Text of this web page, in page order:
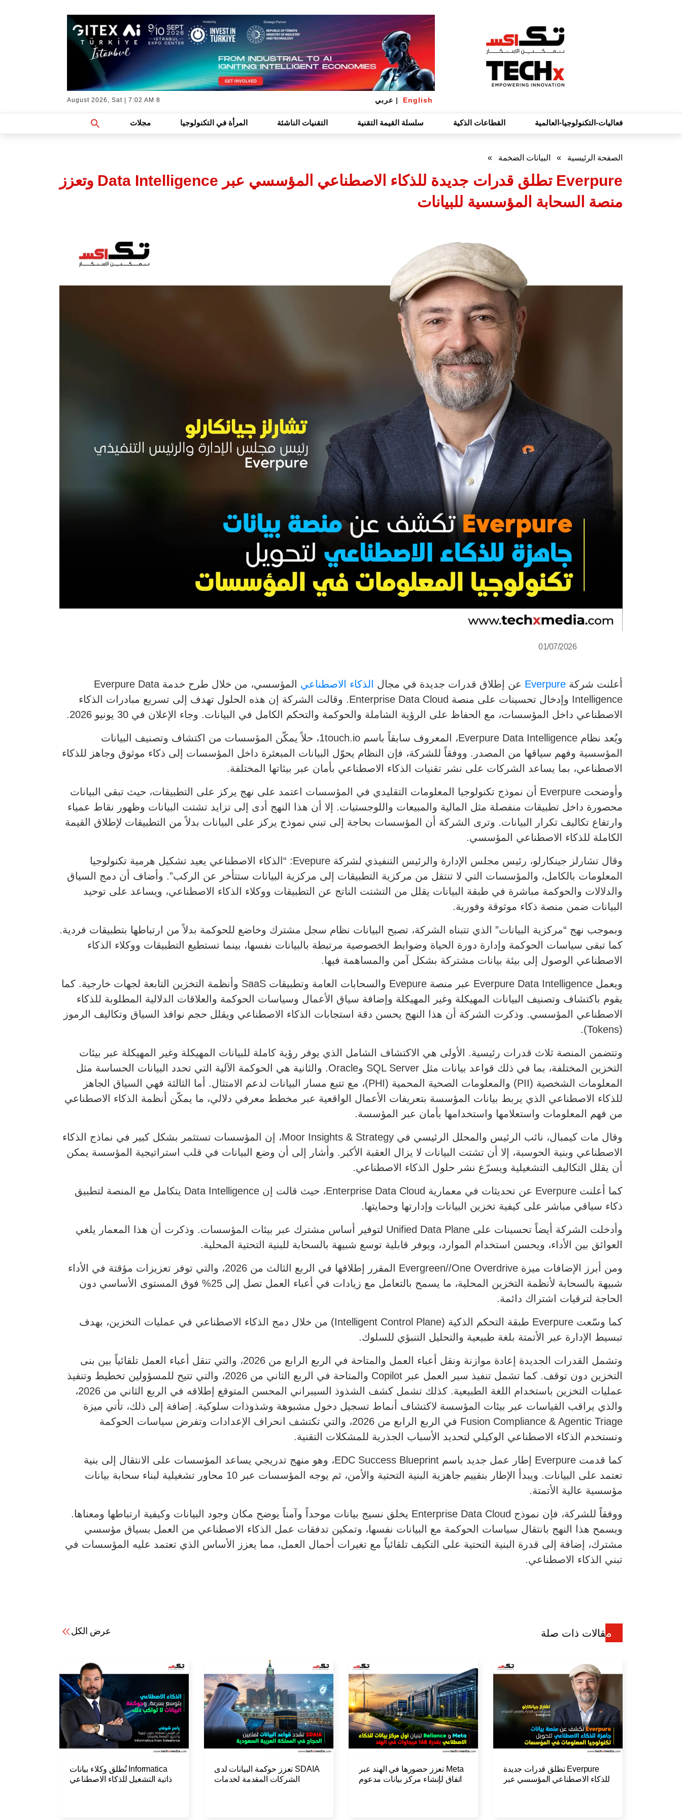
English
| عربي 8 August 2026, Sat | 7:02 AM
فعاليات-التكنولوجيا-العالمية القطاعات الذكية سلسلة القيمة التقنية التقنيات الناشئة المرأة في التكنولوجيا مجلات
Search
For:
Search Button
الصفحة الرئيسية » البيانات الضخمة »
Everpure تطلق قدرات جديدة للذكاء الاصطناعي المؤسسي عبر Data Intelligence وتعزز
منصة السحابة المؤسسية للبيانات
01/07/2026
أعلنت شركة Everpure عن إطلاق قدرات جديدة في مجال الذكاء الاصطناعي
المؤسسي، من خلال طرح خدمة Everpure Data
Intelligence وإدخال تحسينات على منصة Enterprise Data Cloud. وقالت الشركة إن هذه الحلول تهدف إلى تسريع مبادرات الذكاء
الاصطناعي داخل المؤسسات، مع الحفاظ على الرؤية الشاملة والحوكمة والتحكم الكامل في البيانات. وجاء الإعلان في 30 يونيو 2026.
ويُعد نظام Everpure Data Intelligence، المعروف سابقاً باسم 1touch.io، حلاً يمكّن المؤسسات من اكتشاف وتصنيف البيانات
المؤسسية وفهم سياقها من المصدر. ووفقاً للشركة، فإن النظام يحوّل البيانات المبعثرة داخل المؤسسات إلى ذكاء موثوق وجاهز للذكاء
الاصطناعي، بما يساعد الشركات على نشر تقنيات الذكاء الاصطناعي بأمان عبر بيئاتها المختلفة.
وأوضحت Everpure أن نموذج تكنولوجيا المعلومات التقليدي في المؤسسات اعتمد على نهج يركز على التطبيقات، حيث تبقى البيانات
محصورة داخل تطبيقات منفصلة مثل المالية والمبيعات واللوجستيات. إلا أن هذا النهج أدى إلى تزايد تشتت البيانات وظهور نقاط عمياء
وارتفاع تكاليف تكرار البيانات. وترى الشركة أن المؤسسات بحاجة إلى تبني نموذج يركز على البيانات بدلاً من التطبيقات لإطلاق القيمة
الكاملة للذكاء الاصطناعي المؤسسي.
وقال تشارلز جينكارلو، رئيس مجلس الإدارة والرئيس التنفيذي لشركة Evepure: “الذكاء الاصطناعي يعيد تشكيل هرمية تكنولوجيا
المعلومات بالكامل، والمؤسسات التي لا تنتقل من مركزية التطبيقات إلى مركزية البيانات ستتأخر عن الركب”. وأضاف أن دمج السياق
والدلالات والحوكمة مباشرة في طبقة البيانات يقلل من التشتت الناتج عن التطبيقات ووكلاء الذكاء الاصطناعي، ويساعد على توحيد
البيانات ضمن منصة ذكاء موثوقة وفورية.
وبموجب نهج “مركزية البيانات” الذي تتبناه الشركة، تصبح البيانات نظام سجل مشترك وخاضع للحوكمة بدلاً من ارتباطها بتطبيقات فردية.
كما تبقى سياسات الحوكمة وإدارة دورة الحياة وضوابط الخصوصية مرتبطة بالبيانات نفسها، بينما تستطيع التطبيقات ووكلاء الذكاء
الاصطناعي الوصول إلى بيئة بيانات مشتركة بشكل آمن والمساهمة فيها.
ويعمل Everpure Data Intelligence عبر منصة Evepure والسحابات العامة وتطبيقات SaaS وأنظمة التخزين التابعة لجهات خارجية. كما
يقوم باكتشاف وتصنيف البيانات المهيكلة وغير المهيكلة وإضافة سياق الأعمال وسياسات الحوكمة والعلاقات الدلالية المطلوبة للذكاء
الاصطناعي المؤسسي. وذكرت الشركة أن هذا النهج يحسن دقة استجابات الذكاء الاصطناعي ويقلل حجم نوافذ السياق وتكاليف الرموز
(Tokens).
وتتضمن المنصة ثلاث قدرات رئيسية. الأولى هي الاكتشاف الشامل الذي يوفر رؤية كاملة للبيانات المهيكلة وغير المهيكلة عبر بيئات
التخزين المختلفة، بما في ذلك قواعد بيانات مثل SQL Server وOracle. والثانية هي الحوكمة الآلية التي تحدد البيانات الحساسة مثل
المعلومات الشخصية (PII) والمعلومات الصحية المحمية (PHI)، مع تتبع مسار البيانات لدعم الامتثال. أما الثالثة فهي السياق الجاهز
للذكاء الاصطناعي الذي يربط بيانات المؤسسة بتعريفات الأعمال الواقعية عبر مخطط معرفي دلالي، ما يمكّن أنظمة الذكاء الاصطناعي
من فهم المعلومات واستعلامها واستخدامها بأمان عبر المؤسسة.
وقال مات كيمبال، نائب الرئيس والمحلل الرئيسي في Moor Insights & Strategy، إن المؤسسات تستثمر بشكل كبير في نماذج الذكاء
الاصطناعي وبنية الحوسبة، إلا أن تشتت البيانات لا يزال العقبة الأكبر. وأشار إلى أن وضع البيانات في قلب استراتيجية المؤسسة يمكن
أن يقلل التكاليف التشغيلية ويسرّع نشر حلول الذكاء الاصطناعي.
كما أعلنت Everpure عن تحديثات في معمارية Enterprise Data Cloud، حيث قالت إن Data Intelligence يتكامل مع المنصة لتطبيق
ذكاء سياقي مباشر على كيفية تخزين البيانات وإدارتها وحمايتها.
وأدخلت الشركة أيضاً تحسينات على Unified Data Plane لتوفير أساس مشترك عبر بيئات المؤسسات. وذكرت أن هذا المعمار يلغي
العوائق بين الأداء، ويحسن استخدام الموارد، ويوفر قابلية توسع شبيهة بالسحابة للبنية التحتية المحلية.
ومن أبرز الإضافات ميزة Evergreen//One Overdrive المقرر إطلاقها في الربع الثالث من 2026، والتي توفر تعزيزات مؤقتة في الأداء
شبيهة بالسحابة لأنظمة التخزين المحلية، ما يسمح بالتعامل مع زيادات في أعباء العمل تصل إلى 25% فوق المستوى الأساسي دون
الحاجة لترقيات اشتراك دائمة.
كما وسّعت Everpure طبقة التحكم الذكية (Intelligent Control Plane) من خلال دمج الذكاء الاصطناعي في عمليات التخزين، بهدف
تبسيط الإدارة عبر الأتمتة بلغة طبيعية والتحليل التنبؤي للسلوك.
وتشمل القدرات الجديدة إعادة موازنة ونقل أعباء العمل والمتاحة في الربع الرابع من 2026، والتي تنقل أعباء العمل تلقائياً بين بنى
التخزين دون توقف. كما تشمل تنفيذ سير العمل عبر Copilot والمتاحة في الربع الثاني من 2026، والتي تتيح للمسؤولين تخطيط وتنفيذ
عمليات التخزين باستخدام اللغة الطبيعية. كذلك تشمل كشف الشذوذ السيبراني المحسن المتوقع إطلاقه في الربع الثاني من 2026،
والذي يراقب القياسات عبر بيئات المؤسسة لاكتشاف أنماط تسجيل دخول مشبوهة وشذوذات سلوكية. إضافة إلى ذلك، تأتي ميزة
Fusion Compliance & Agentic Triage في الربع الرابع من 2026، والتي تكتشف انحراف الإعدادات وتفرض سياسات الحوكمة
وتستخدم الذكاء الاصطناعي الوكيلي لتحديد الأسباب الجذرية للمشكلات التقنية.
كما قدمت Everpure إطار عمل جديد باسم EDC Success Blueprint، وهو منهج تدريجي يساعد المؤسسات على الانتقال إلى بنية
تعتمد على البيانات. ويبدأ الإطار بتقييم جاهزية البنية التحتية والأمن، ثم يوجه المؤسسات عبر 10 محاور تشغيلية لبناء سحابة بيانات
مؤسسية عالية الأتمتة.
ووفقاً للشركة، فإن نموذج Enterprise Data Cloud يخلق نسيج بيانات موحداً وآمناً يوضح مكان وجود البيانات وكيفية ارتباطها ومعناها.
ويسمح هذا النهج بانتقال سياسات الحوكمة مع البيانات نفسها، وتمكين تدفقات عمل الذكاء الاصطناعي من العمل بسياق مؤسسي
مشترك، إضافة إلى قدرة البنية التحتية على التكيف تلقائياً مع تغيرات أحمال العمل، مما يعزز الأساس الذي تعتمد عليه المؤسسات في
تبني الذكاء الاصطناعي.
مقالات ذات صلة عرض الكل
Everpure تطلق قدرات جديدة
للذكاء الاصطناعي المؤسسي عبر
Meta تعزز حضورها في الهند عبر
اتفاق لإنشاء مركز بيانات مدعوم
SDAIA تعزز حوكمة البيانات لدى
الشركات المقدمة لخدمات
Informatica تُطلق وكلاء بيانات
ذاتية التشغيل للذكاء الاصطناعي